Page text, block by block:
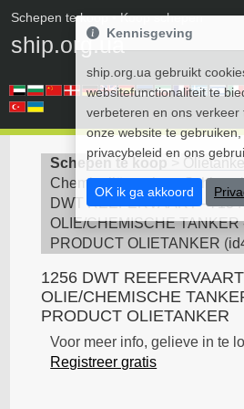
Schepen te koop• Koop schepen
ship.org.ua
Schepen te koop
Chemicaliëntanker - Schip te
DWT REEFERVAART -
OLIE/CHEMISCHE TANKER
PRODUCT OLIETANKER (
1256 DWT
OLIE/CHEMISCHE
PRODUCT OLIETANKER
Voor meer info, gelieve in te
Registreer gratis
Kennisgeving
ship.org.ua gebruikt
websitefunctionaliteit te
verbeteren en ons
onze website te
privacybeleid en ons
OK ik ga akkoord